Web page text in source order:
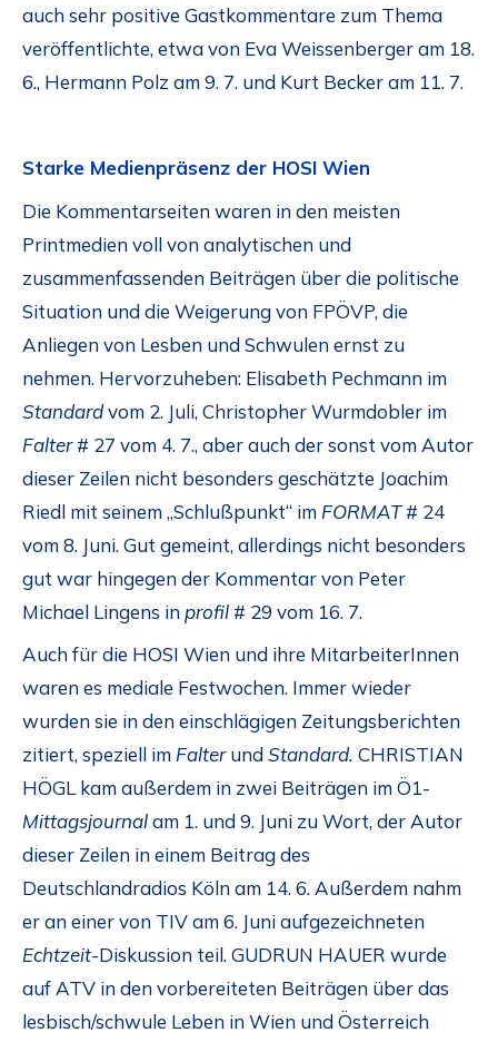
auch sehr positive Gastkommentare zum Thema
veröffentlichte, etwa von Eva Weissenberger am 18.
6., Hermann Polz am 9. 7. und Kurt Becker am 11. 7.
Starke Medienpräsenz der HOSI Wien
Die Kommentarseiten waren in den meisten
Printmedien voll von analytischen und
zusammenfassenden Beiträgen über die politische
Situation und die Weigerung von FPÖVP, die
Anliegen von Lesben und Schwulen ernst zu
nehmen. Hervorzuheben: Elisabeth Pechmann im
Standardvom 2. Juli, Christopher Wurmdobler im
Falter# 27 vom 4. 7., aber auch der sonst vom Autor
dieser Zeilen nicht besonders geschätzte Joachim
Riedl mit seinem „Schlußpunkt“ im FORMAT# 24
vom 8. Juni. Gut gemeint, allerdings nicht besonders
gut war hingegen der Kommentar von Peter
Michael Lingens inprofil # 29 vom 16. 7.
Auch für die HOSI Wien und ihre MitarbeiterInnen
waren es mediale Festwochen. Immer wieder
wurden sie in den einschlägigen Zeitungsberichten
zitiert, speziell imFalterundStandard. CHRISTIAN
HÖGL kam außerdem in zwei Beiträgen im Ö1-
Mittagsjournalam 1. und 9. Juni zu Wort, der Autor
dieser Zeilen in einem Beitrag des
Deutschlandradios Köln am 14. 6. Außerdem nahm
er an einer von TIV am 6. Juni aufgezeichneten
Echtzeit-Diskussion teil. GUDRUN HAUER wurde
auf ATV in den vorbereiteten Beiträgen über das
lesbisch/schwule Leben in Wien und Österreich